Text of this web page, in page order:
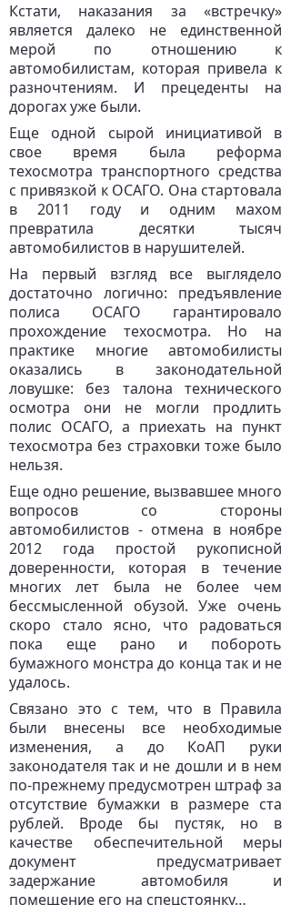
Кстати, наказания за «встречку»
является далеко не единственной
мерой по отношению к
автомобилистам, которая привела к
разночтениям. И прецеденты на
дорогах уже были.
Еще одной сырой инициативой в
свое время была реформа
техосмотра транспортного средства
с привязкой к ОСАГО. Она стартовала
в 2011 году и одним махом
превратила десятки тысяч
автомобилистов в нарушителей.
На первый взгляд все выглядело
достаточно логично: предъявление
полиса ОСАГО гарантировало
прохождение техосмотра. Но на
практике многие автомобилисты
оказались в законодательной
ловушке: без талона технического
осмотра они не могли продлить
полис ОСАГО, а приехать на пункт
техосмотра без страховки тоже было
нельзя.
Еще одно решение, вызвавшее много
вопросов со стороны
автомобилистов - отмена в ноябре
2012 года простой рукописной
доверенности, которая в течение
многих лет была не более чем
бессмысленной обузой. Уже очень
скоро стало ясно, что радоваться
пока еще рано и побороть
бумажного монстра до конца так и не
удалось.
Связано это с тем, что в Правила
были внесены все необходимые
изменения, а до КоАП руки
законодателя так и не дошли и в нем
по-прежнему предусмотрен штраф за
отсутствие бумажки в размере ста
рублей. Вроде бы пустяк, но в
качестве обеспечительной меры
документ предусматривает
задержание автомобиля и
помещение его на спецстоянку…